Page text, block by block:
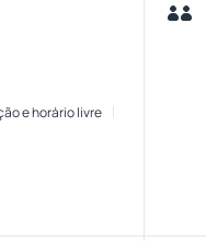
e horário livre